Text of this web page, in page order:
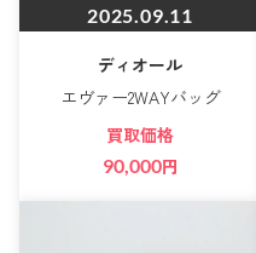
2025.09.11
ディオール
エヴァー2WAYバッグ
買取価格
90,000円